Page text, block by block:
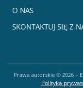
O NAS
SKONTAKTUJ SIĘ Z
Prawa autorskie © 2026 –
Polityka